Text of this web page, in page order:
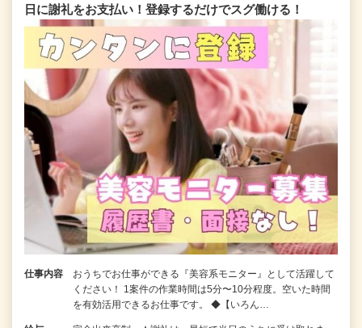
日に謝礼をお支払い！登録するだけでスグ働ける！
仕事内容
おうちでお仕事ができる『美容系モニター』として活躍して
ください！ 1案件の作業時間は5分〜10分程度。空いた時間
を有効活用できるお仕事です。 ◆【いろん…